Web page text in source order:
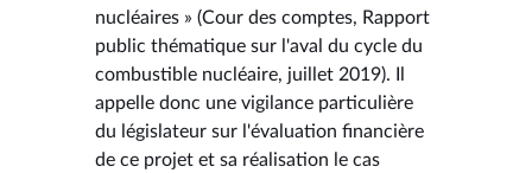
nucléaires » (Cour des comptes, Rapport
public thématique sur l'aval du cycle du
combustible nucléaire, juillet 2019). Il
appelle donc une vigilance particulière
du législateur sur l'évaluation financière
de ce projet et sa réalisation le cas